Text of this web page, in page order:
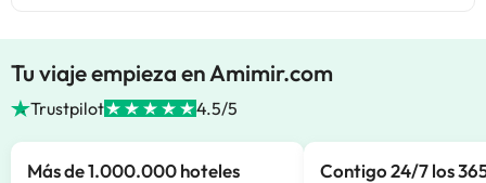
Tu viaje empieza en Amimir.com
Trustpilot 4.5/5
Más de 1.000.000 hoteles
Contigo 24/7 los